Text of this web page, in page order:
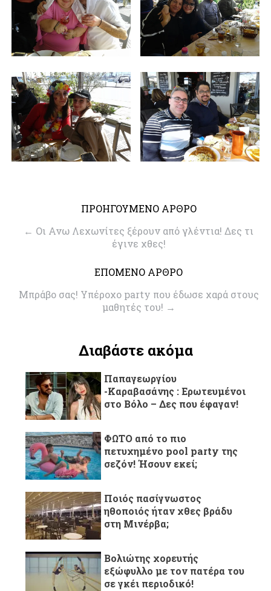
ΠΡΟΗΓΟΥΜΕΝΟ ΑΡΘΡΟ
← Oι Ανω Λεχωνίτες ξέρουν από γλέντια! Δες τι
έγινε χθες!
ΕΠΟΜΕΝΟ ΑΡΘΡΟ
Mπράβο σας! Υπέροχο party που έδωσε χαρά στους
μαθητές του! →
Διαβάστε ακόμα
Παπαγεωργίου
-Καραβασάνης : Ερωτευμένοι
στο Βόλο – Δες που έφαγαν!
ΦΩΤΟ από το πιο
πετυχημένο pool party της
σεζόν! Ήσουν εκεί;
Ποιός πασίγνωστος
ηθοποιός ήταν χθες βράδυ
στη Μινέρβα;
Βολιώτης χορευτής
εξώφυλλο με τον πατέρα του
σε γκέι περιοδικό!